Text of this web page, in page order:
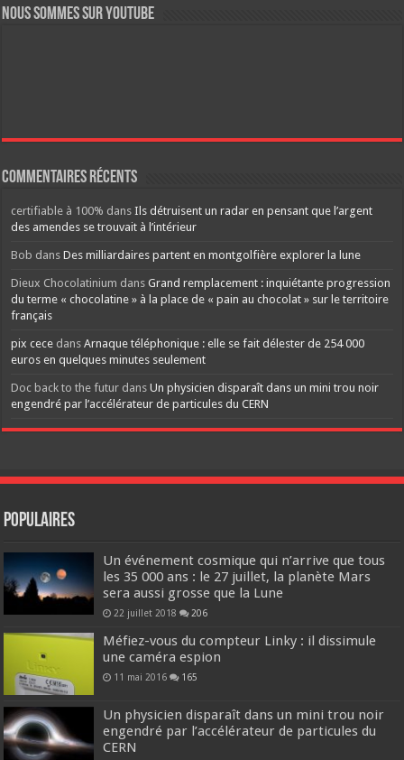
Nous sommes sur YouTube
Commentaires récents
certifiable à 100% dansIls détruisent un radar en pensant que l’argent
des amendes se trouvait à l’intérieur
Bob dansDes milliardaires partent en montgolfière explorer la lune
Dieux Chocolatinium dansGrand remplacement : inquiétante progression
du terme « chocolatine » à la place de « pain au chocolat » sur le territoire
français
pix cece dansArnaque téléphonique : elle se fait délester de 254 000
euros en quelques minutes seulement
Doc back to the futur dansUn physicien disparaît dans un mini trou noir
engendré par l’accélérateur de particules du CERN
Populaires
Un événement cosmique qui n’arrive que tous
les 35 000 ans : le 27 juillet, la planète Mars
sera aussi grosse que la Lune
22 juillet 2018 206
Méfiez-vous du compteur Linky : il dissimule
une caméra espion
11 mai 2016 165
Un physicien disparaît dans un mini trou noir
engendré par l’accélérateur de particules du
CERN